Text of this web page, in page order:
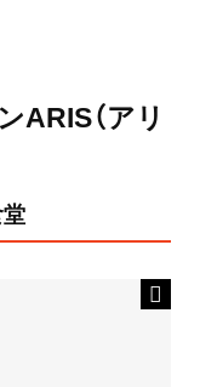
ARIS（アリ